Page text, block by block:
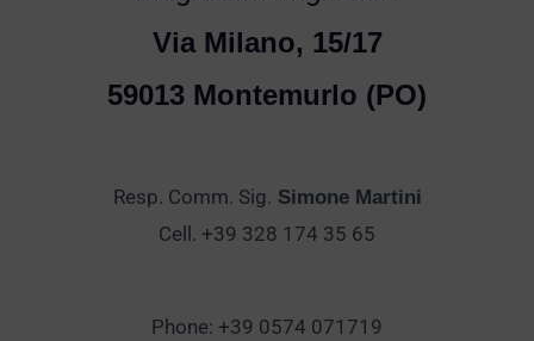
Via Milano, 15/17
59013 Montemurlo (PO)
Resp. Comm. Sig. Simone Martini
Cell. +39 328 174 35 65
Phone: +39 0574 071719